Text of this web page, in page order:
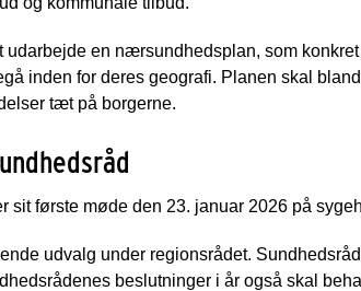
en nærsundhedsplan, som
inden for deres geografi. Planen skal
tæt på borgerne.
sit første møde den 23. januar 2026 på
udvalg under regionsrådet.
beslutninger i år også skal